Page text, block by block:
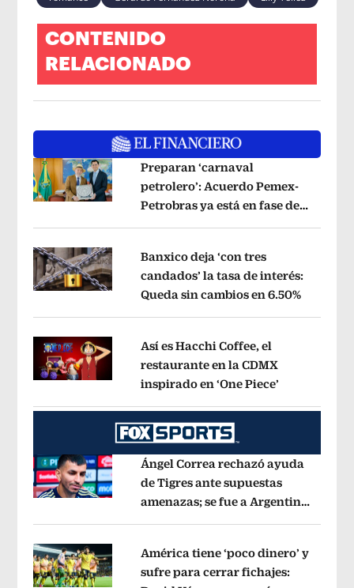
CONTENIDO
RELACIONADO
Opens in new window
Preparan ‘carnaval
petrolero’: Acuerdo Pemex-
Petrobras ya está en fase de
Opens in new window
Banxico deja ‘con tres
candados’ la tasa de interés:
Queda sin cambios en 6.50%Opens
Opens in new window
Así es Hacchi Coffee, el
restaurante en la CDMX
inspirado en ‘One Piece’
Opens in new window
Ángel Correa rechazó ayuda
de Tigres ante supuestas
amenazas; se fue a Argentina
América tiene ‘poco dinero’ y
sufre para cerrar fichajes: